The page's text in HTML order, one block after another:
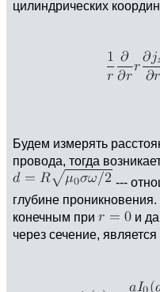
цилиндрических
Будем измерять
провода, тогда
---
глубине
конечным при
и
через сечение, является